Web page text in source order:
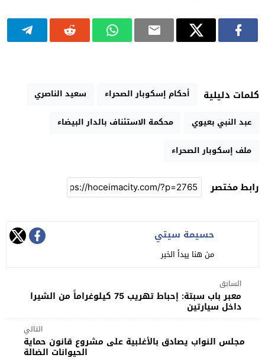
كلمات دليلية أحكام إسكوبار الصحراء
سعيد الناصري
عبد النبي بعيوي
محكمة الاستئناف بالدار البيضاء
ملف إسكوبار الصحراء
رابط مختصر
حسيمة سيتي
من هنا يبدأ الخبر
السابق
معبر باب سبتة: إحباط تهريب 75 كيلوغراماً من الشيرا
داخل سيارتين
التالي
مجلس النواب يصادق بالأغلبية على مشروع قانون حماية
الحيوانات الضالة